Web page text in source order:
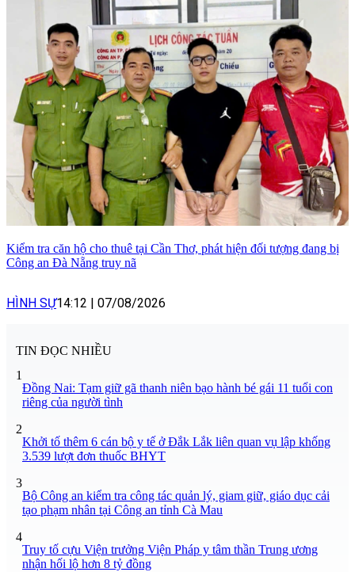
Kiểm tra căn hộ cho thuê tại Cần Thơ, phát hiện đối tượng đang bị
Công an Đà Nẵng truy nã
HÌNH SỰ14:12 | 07/08/2026
TIN ĐỌC NHIỀU
1
Đồng Nai: Tạm giữ gã thanh niên bạo hành bé gái 11 tuổi con
riêng của người tình
2
Khởi tố thêm 6 cán bộ y tế ở Đắk Lắk liên quan vụ lập khống
3.539 lượt đơn thuốc BHYT
3
Bộ Công an kiểm tra công tác quản lý, giam giữ, giáo dục cải
tạo phạm nhân tại Công an tỉnh Cà Mau
4
Truy tố cựu Viện trưởng Viện Pháp y tâm thần Trung ương
nhận hối lộ hơn 8 tỷ đồng